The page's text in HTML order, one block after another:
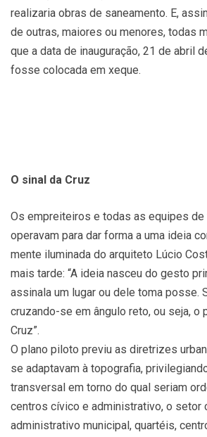
realizaria obras de saneamento. E,
de outras, maiores ou menores, todas
que a data de inauguração, 21 de abril
fosse colocada em xeque.
O sinal da Cruz
Os empreiteiros e todas as equipes de
operavam para dar forma a uma ideia
mente iluminada do arquiteto Lúcio
mais tarde: “A ideia nasceu do gesto
assinala um lugar ou dele toma posse.
cruzando-se em ângulo reto, ou seja, o
Cruz”.
O plano piloto previu as diretrizes
se adaptavam à topografia,
transversal em torno do qual seriam
centros cívico e administrativo, o setor
administrativo municipal, quartéis,